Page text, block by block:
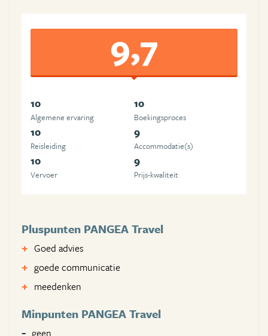
9,7
10
Algemene ervaring
10
Boekingsproces
10
Reisleiding
9
Accommodatie(s)
10
Vervoer
9
Prijs-kwaliteit
Pluspunten PANGEA Travel
Goed advies
goede communicatie
meedenken
Minpunten PANGEA Travel
geen